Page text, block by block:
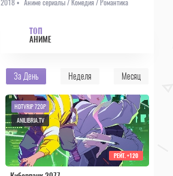
2018 • Аниме сериалы / Комедия / Романтика
ТОП
АНИМЕ
За День Неделя Месяц
HDTVRIP 720P
ANILIBRIA.TV
РЕЙТ. +120